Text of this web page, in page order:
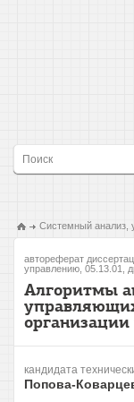
Системный анализ,
автореферат
управлению, 05.13.01,
Алгоритмы
кандидата
Попова-